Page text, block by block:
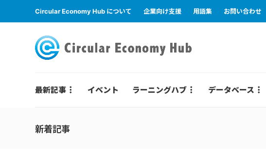
Circular Economy Hub について 企業向け支援 用語集 お問い合わせ
最新記事 イベント ラーニングハブ データベース
新着記事